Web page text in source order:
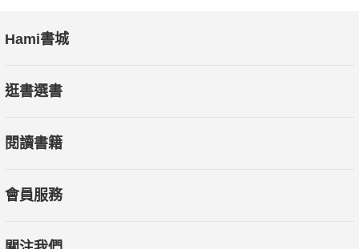
Hami書城
逛書選書
閱讀書籍
會員服務